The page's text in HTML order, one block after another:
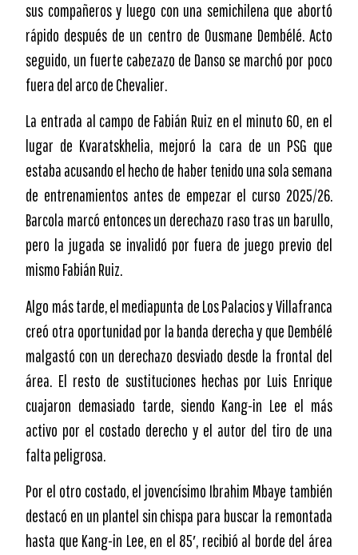
sus compañeros y luego con una semichilena que abortó
rápido después de un centro de Ousmane Dembélé. Acto
seguido, un fuerte cabezazo de Danso se marchó por poco
fuera del arco de Chevalier.
La entrada al campo de Fabián Ruiz en el minuto 60, en el
lugar de Kvaratskhelia, mejoró la cara de un PSG que
estaba acusando el hecho de haber tenido una sola semana
de entrenamientos antes de empezar el curso 2025/26.
Barcola marcó entonces un derechazo raso tras un barullo,
pero la jugada se invalidó por fuera de juego previo del
mismo Fabián Ruiz.
Algo más tarde, el mediapunta de Los Palacios y Villafranca
creó otra oportunidad por la banda derecha y que Dembélé
malgastó con un derechazo desviado desde la frontal del
área. El resto de sustituciones hechas por Luis Enrique
cuajaron demasiado tarde, siendo Kang-in Lee el más
activo por el costado derecho y el autor del tiro de una
falta peligrosa.
Por el otro costado, el jovencísimo Ibrahim Mbaye también
destacó en un plantel sin chispa para buscar la remontada
hasta que Kang-in Lee, en el 85′, recibió al borde del área